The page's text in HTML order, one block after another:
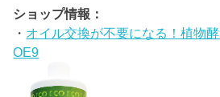
ショップ情報：
・ オイル交換が不要になる！植物
OE9